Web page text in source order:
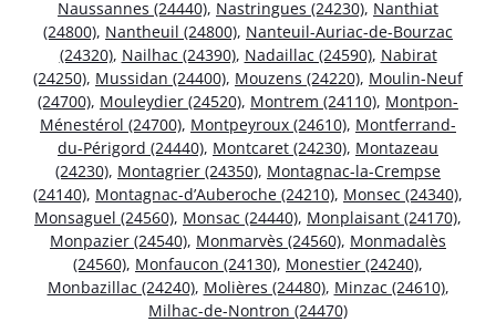
Naussannes (24440), Nastringues (24230), Nanthiat
(24800), Nantheuil (24800), Nanteuil-Auriac-de-Bourzac
(24320), Nailhac (24390), Nadaillac (24590), Nabirat
(24250), Mussidan (24400), Mouzens (24220), Moulin-Neuf
(24700), Mouleydier (24520), Montrem (24110), Montpon-
Ménestérol (24700), Montpeyroux (24610), Montferrand-
du-Périgord (24440), Montcaret (24230), Montazeau
(24230), Montagrier (24350), Montagnac-la-Crempse
(24140), Montagnac-d’Auberoche (24210), Monsec (24340),
Monsaguel (24560), Monsac (24440), Monplaisant (24170),
Monpazier (24540), Monmarvès (24560), Monmadalès
(24560), Monfaucon (24130), Monestier (24240),
Monbazillac (24240), Molières (24480), Minzac (24610),
Milhac-de-Nontron (24470)